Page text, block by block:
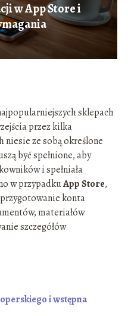
w App Store i
sklepach
przez kilka
niesie ze sobą określone
być spełnione, aby
i spełniała
w przypadkuApp Store,
konta
materiałów
szczegółów
i wstępna